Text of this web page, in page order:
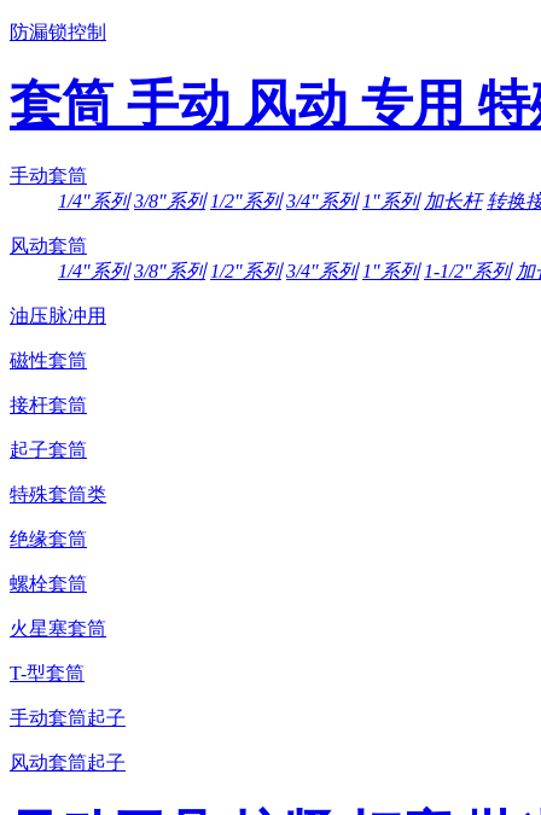
防漏锁控制
套筒 手动 风动 专用
手动套筒
1/4″系列 3/8″系列 1/2″系列 3/4″系列 1″系列 加长杆 转换
风动套筒
1/4″系列 3/8″系列 1/2″系列 3/4″系列 1″系列 1-1/2″系列 加
油压脉冲用
磁性套筒
接杆套筒
起子套筒
特殊套筒类
绝缘套筒
螺栓套筒
火星塞套筒
T-型套筒
手动套筒起子
风动套筒起子